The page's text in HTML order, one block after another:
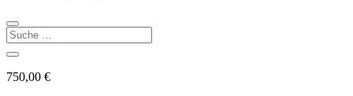
750,00 €